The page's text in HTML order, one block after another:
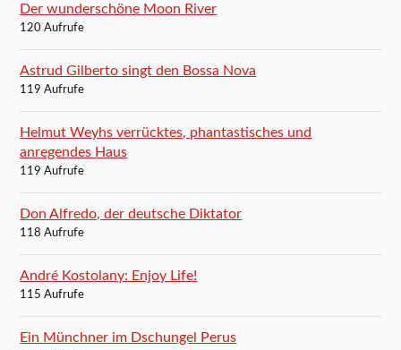
Der wunderschöne Moon River
120 Aufrufe
Astrud Gilberto singt den Bossa Nova
119 Aufrufe
Helmut Weyhs verrücktes, phantastisches und
anregendes Haus
119 Aufrufe
Don Alfredo, der deutsche Diktator
118 Aufrufe
André Kostolany: Enjoy Life!
115 Aufrufe
Ein Münchner im Dschungel Perus